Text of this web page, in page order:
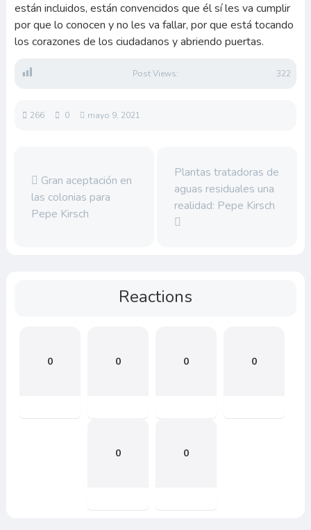
están incluidos, están convencidos que él sí les va cumplir
por que lo conocen y no les va fallar, por que está tocando
los corazones de los ciudadanos y abriendo puertas.
Post Views: 322
266 0 mayo 9, 2021
Gran aceptación en
las colonias para
Pepe Kirsch
Plantas tratadoras de
aguas residuales una
realidad: Pepe Kirsch
Reactions
0 0 0 0
0 0